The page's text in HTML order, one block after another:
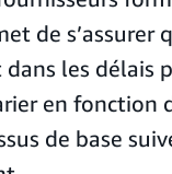
de s’assurer
les délais
en fonction
de base